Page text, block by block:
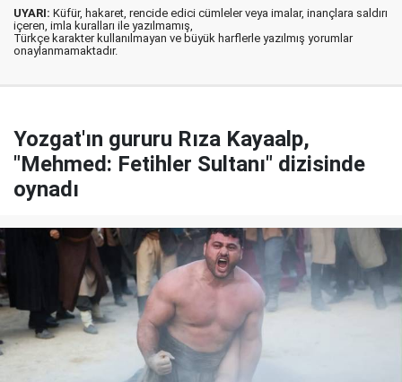
UYARI: Küfür, hakaret, rencide edici cümleler veya imalar, inançlara saldırı
içeren, imla kuralları ile yazılmamış,
Türkçe karakter kullanılmayan ve büyük harflerle yazılmış yorumlar
onaylanmamaktadır.
Yozgat'ın gururu Rıza Kayaalp,
"Mehmed: Fetihler Sultanı" dizisinde
oynadı